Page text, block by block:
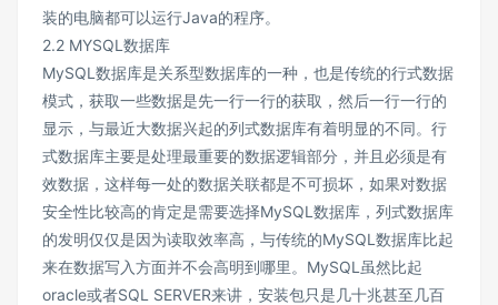
装的电脑都可以运行Java的程序。
2.2 MYSQL数据库
MySQL数据库是关系型数据库的一种，也是传统的行式数据
模式，获取一些数据是先一行一行的获取，然后一行一行的
显示，与最近大数据兴起的列式数据库有着明显的不同。行
式数据库主要是处理最重要的数据逻辑部分，并且必须是有
效数据，这样每一处的数据关联都是不可损坏，如果对数据
安全性比较高的肯定是需要选择MySQL数据库，列式数据库
的发明仅仅是因为读取效率高，与传统的MySQL数据库比起
来在数据写入方面并不会高明到哪里。MySQL虽然比起
oracle或者SQL SERVER来讲，安装包只是几十兆甚至几百